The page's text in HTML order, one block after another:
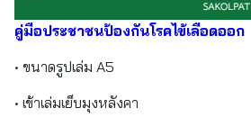
คู่มือประชาชนป้องกันโรคไข้เลือดออก
• ขนาดรูปเล่ม A5
• เข้าเล่มเย็บมุงหลังคา